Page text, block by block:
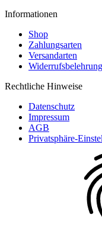
Informationen
Shop
Zahlungsarten
Versandarten
Widerrufsbelehrung
Rechtliche Hinweise
Datenschutz
Impressum
AGB
Privatsphäre-